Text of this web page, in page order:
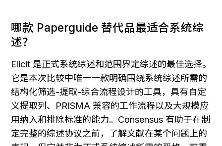
哪款 Paperguide 替代品最适合系统综
述？
Elicit 是正式系统综述和范围界定综述的最佳选择。
它是本次比较中唯一一款明确围绕系统综述所需的
结构化筛选-提取-综合流程设计的工具，具有自定
义提取列、PRISMA 兼容的工作流程以及大规模应
用纳入和排除标准的能力。Consensus 有助于在制
定完整的综述协议之前，了解文献在某个问题上的